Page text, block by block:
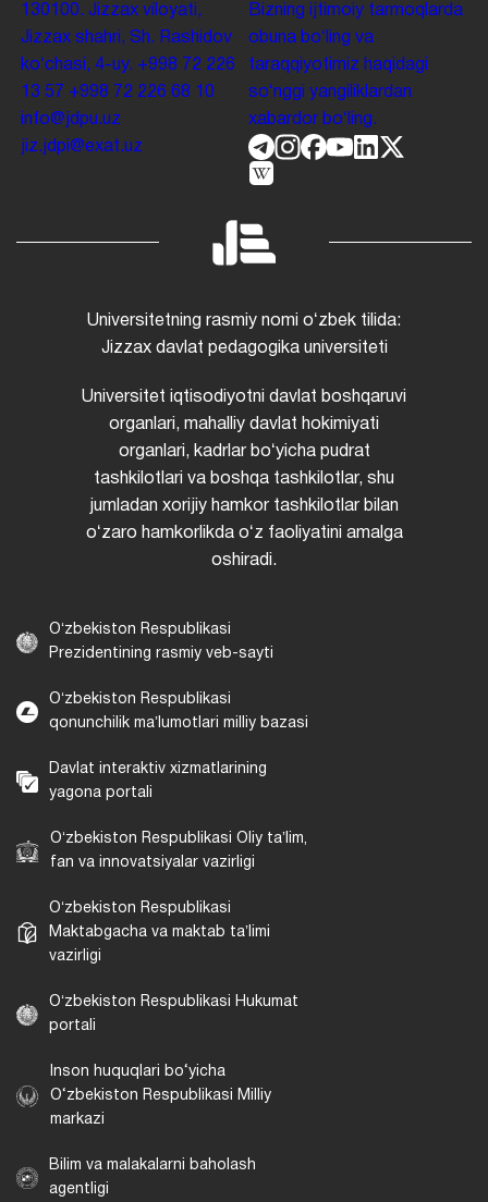
130100. Jizzax viloyati,
Jizzax shahri, Sh. Rashidov
koʻchasi, 4-uy. +998 72 226
13 57 +998 72 226 68 10
info@jdpu.uz
jiz.jdpi@exat.uz
Bizning ijtimoiy tarmoqlarda
obuna boʻling va
taraqqiyotimiz haqidagi
soʻnggi yangiliklardan
xabardor boʻling.
Universitetning rasmiy nomi oʻzbek tilida:
Jizzax davlat pedagogika universiteti
Universitet iqtisodiyotni davlat boshqaruvi
organlari, mahalliy davlat hokimiyati
organlari, kadrlar boʻyicha pudrat
tashkilotlari va boshqa tashkilotlar, shu
jumladan xorijiy hamkor tashkilotlar bilan
oʻzaro hamkorlikda oʻz faoliyatini amalga
oshiradi.
Oʻzbekiston Respublikasi
Prezidentining rasmiy veb-sayti
Oʻzbekiston Respublikasi
qonunchilik maʼlumotlari milliy bazasi
Davlat interaktiv xizmatlarining
yagona portali
Oʻzbekiston Respublikasi Oliy taʼlim,
fan va innovatsiyalar vazirligi
Oʻzbekiston Respublikasi
Maktabgacha va maktab taʼlimi
vazirligi
Oʻzbekiston Respublikasi Hukumat
portali
Inson huquqlari bo‘yicha
O‘zbekiston Respublikasi Milliy
markazi
Bilim va malakalarni baholash
agentligi